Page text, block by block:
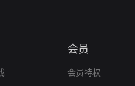
会员
会员特权